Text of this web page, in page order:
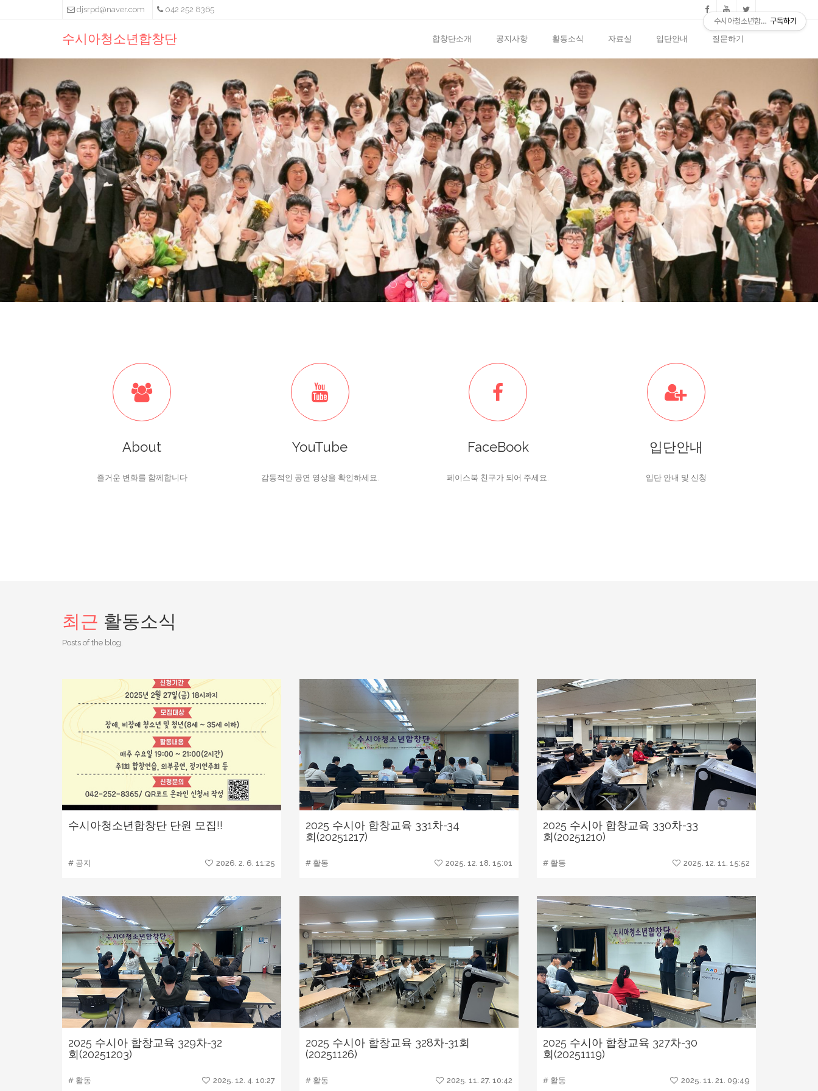
djsrpd@naver.com 042 252 8365
수시아청소년합창단 합창단소개 공지사항 활동소식 자료실 입단안내 질문하기
About
즐거운 변화를 함께합니다
YouTube
감동적인 공연 영상을 확인하세요.
FaceBook
페이스북 친구가 되어 주세요.
입단안내
입단 안내 및 신청
최근 활동소식
Posts of the blog.
수시아청소년합창단 단원 모집!!
# 공지 2026. 2. 6. 11:25
2025 수시아 합창교육 331차-34
회(20251217)
# 활동 2025. 12. 18. 15:01
2025 수시아 합창교육 330차-33
회(20251210)
# 활동 2025. 12. 11. 15:52
2025 수시아 합창교육 329차-32
회(20251203)
# 활동 2025. 12. 4. 10:27
2025 수시아 합창교육 328차-31회
(20251126)
# 활동 2025. 11. 27. 10:42
2025 수시아 합창교육 327차-30
회(20251119)
# 활동 2025. 11. 21. 09:49
수시아청소년합창단구독하기